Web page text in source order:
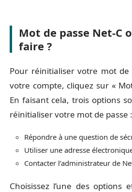
Mot de passe Net-C
faire ?
Pour réinitialiser votre mot de
votre compte, cliquez sur «
En faisant cela, trois options
réinitialiser votre mot de passe :
Répondre à une question de
Utiliser une adresse
Contacter l’administrateur de
Choisissez l’une des options